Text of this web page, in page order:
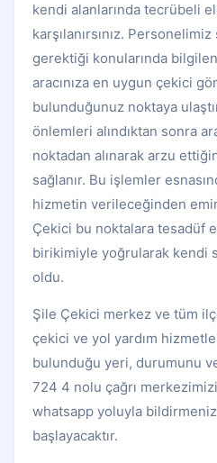
kendi alanlarında tecrübeli
karşılanırsınız.
gerektiği konularında
aracınıza en uygun çekici
bulunduğunuz noktaya
önlemleri alındıktan sonra
noktadan alınarak arzu
sağlanır. Bu işlemler
hizmetin verileceğinden
Çekici bu noktalara tesadüf
birikimiyle yoğrularak kendi
oldu.
Şile Çekici merkez ve tüm
çekici ve yol yardım
bulunduğu yeri, durumunu
724 4 nolu çağrı
whatsapp yoluyla
başlayacaktır.